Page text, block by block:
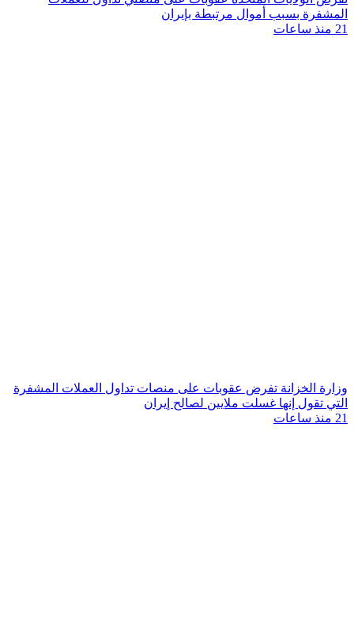
المشفرة بسبب أموال مرتبطة بإيران
21 منذ ساعات
وزارة الخزانة تفرض عقوبات على منصات تداول العملات المشفرة
التي تقول إنها غسلت ملايين لصالح إيران
21 منذ ساعات